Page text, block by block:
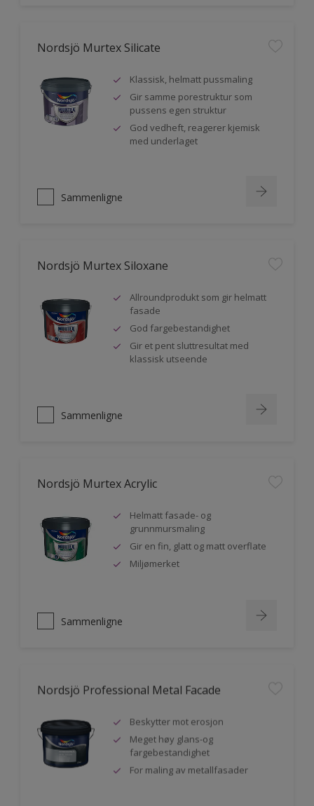
Nordsjö Murtex Silicate
Klassisk, helmatt pussmaling
Gir samme porestruktur som
pussens egen struktur
God vedheft, reagerer kjemisk
med underlaget
Sammenligne
Nordsjö Murtex Siloxane
Allroundprodukt som gir helmatt
fasade
God fargebestandighet
Gir et pent sluttresultat med
klassisk utseende
Sammenligne
Nordsjö Murtex Acrylic
Helmatt fasade- og
grunnmursmaling
Gir en fin, glatt og matt overflate
Miljømerket
Sammenligne
Nordsjö Professional Metal Facade
Beskytter mot erosjon
Meget høy glans-og
fargebestandighet
For maling av metallfasader